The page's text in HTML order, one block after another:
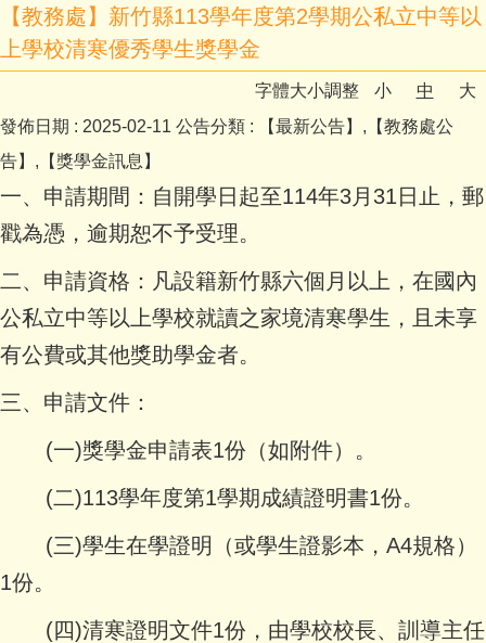
【教務處】新竹縣113學年度第2學期公私立中等以
上學校清寒優秀學生獎學金
字體大小調整 小 中
大
發佈日期 : 2025-02-11 公告分類 :
【最新公告】,【教務處公
告】,【獎學金訊息】
一、申請期間：自開學日起至114年3月31日止，郵
戳為憑，逾期恕不予受理。
二、申請資格：凡設籍新竹縣六個月以上，在國內
公私立中等以上學校就讀之家境清寒學生，且未享
有公費或其他獎助學金者。
三、申請文件：
(一)獎學金申請表1份（如附件）。
(二)113學年度第1學期成績證明書1份。
(三)學生在學證明（或學生證影本，A4規格）
1份。
(四)清寒證明文件1份，由學校校長、訓導主任